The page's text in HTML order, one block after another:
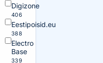
Digizone
406
Eestipoisid.eu
388
Electro
Base
339